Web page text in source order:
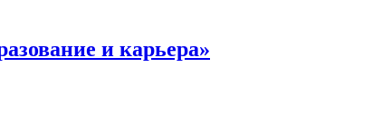
и карьера»